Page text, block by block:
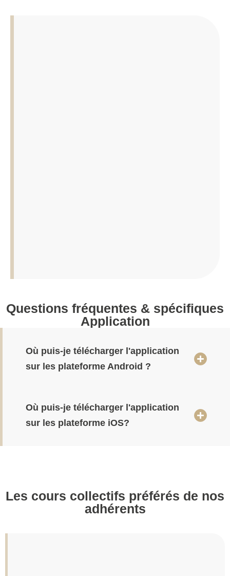
Questions fréquentes & spécifiques
Application
Où puis-je télécharger l'application
sur les plateforme Android ?
Où puis-je télécharger l'application
sur les plateforme iOS?
Les cours collectifs préférés de nos
adhérents